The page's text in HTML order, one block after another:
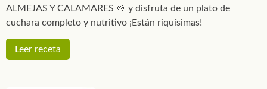
ALMEJAS Y CALAMARES 🍲 y disfruta de un plato de
cuchara completo y nutritivo ¡Están riquísimas!
Leer receta